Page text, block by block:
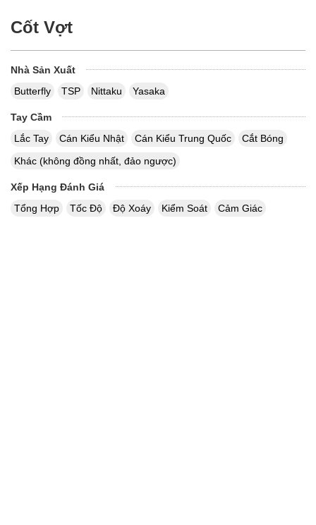
Cốt Vợt
Nhà Sản Xuất
Butterfly
TSP Nittaku Yasaka
Tay Cầm
Lắc Tay
Cán Kiểu Nhật Cán Kiểu Trung Quốc
Cắt Bóng
Khác (không đồng nhất, đảo ngược)
Xếp Hạng Đánh Giá
Tổng Hợp
Tốc Độ Độ Xoáy Kiểm Soát Cảm Giác